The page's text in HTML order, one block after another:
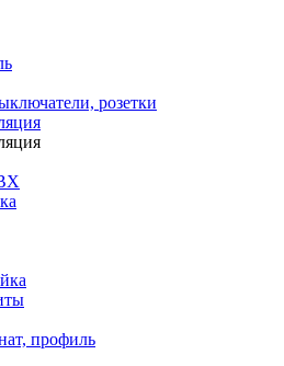
розетки
профиль